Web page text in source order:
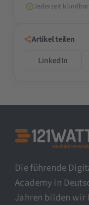
Jederzeit kündbar
Artikel teilen
LinkedIn
Die führende
Academy in
Jahren bilden wir